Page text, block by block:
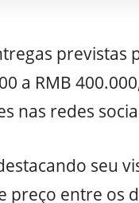
previstas
a RMB
nas redes
seu
preço entre os